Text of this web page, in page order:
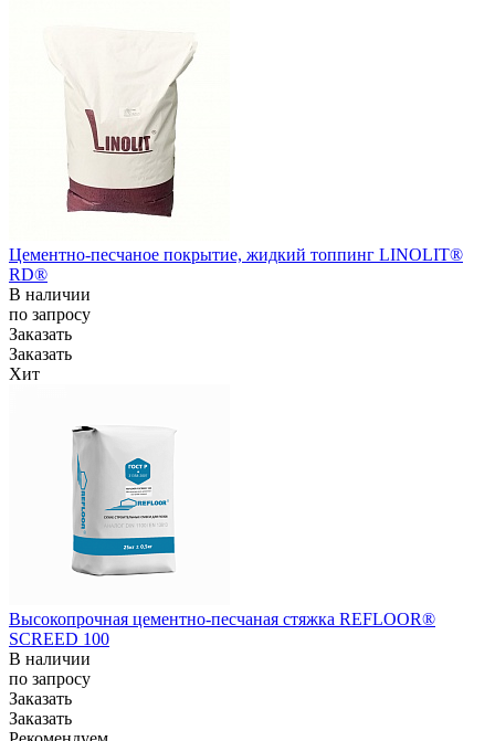
Цементно-песчаное покрытие, жидкий топпинг LINOLIT®
RD®
В наличии
по запросу
Заказать
Заказать
Хит
Высокопрочная цементно-песчаная стяжка REFLOOR®
SCREED 100
В наличии
по запросу
Заказать
Заказать